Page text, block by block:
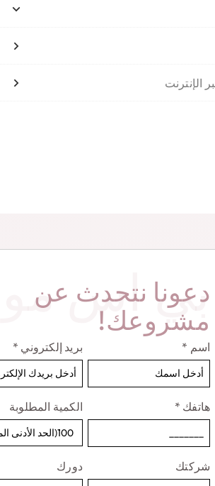
دعونا نتحدث عن
مشروعك!
بي اس مول
اسم * بريد إلكتروني *
هاتفك * الكمية المطلوبة
شركتك دورك